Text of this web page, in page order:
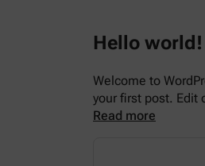
Hello world!
Welcome to
your first post. Edit
Read more